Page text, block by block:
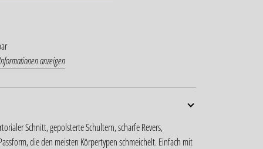
anzeigen
Schnitt, gepolsterte Schultern, scharfe Revers,
die den meisten Körpertypen schmeichelt. Einfach mit